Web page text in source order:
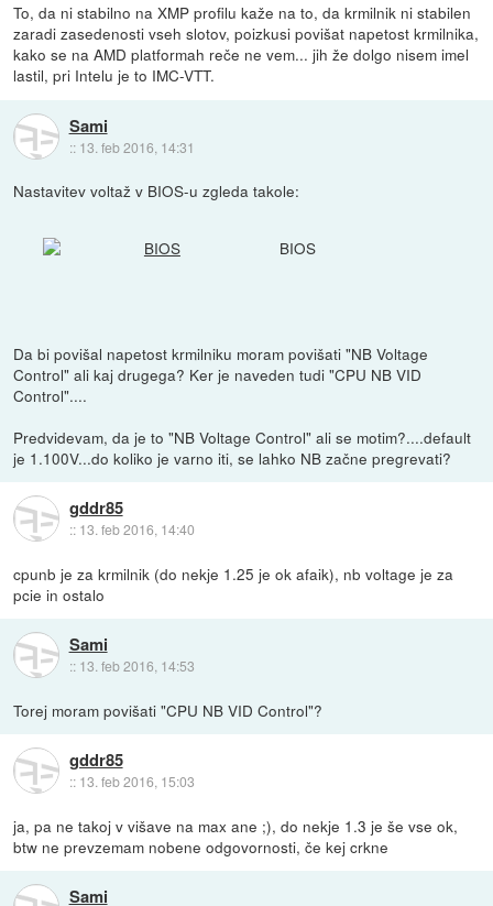
To, da ni stabilno na XMP profilu kaže na to, da krmilnik ni stabilen
zaradi zasedenosti vseh slotov, poizkusi povišat napetost krmilnika,
kako se na AMD platformah reče ne vem... jih že dolgo nisem imel
lastil, pri Intelu je to IMC-VTT.
Sami
:: 13. feb 2016, 14:31
Nastavitev voltaž v BIOS-u zgleda takole:
BIOS
Da bi povišal napetost krmilniku moram povišati "NB Voltage
Control" ali kaj drugega? Ker je naveden tudi "CPU NB VID
Control"....
Predvidevam, da je to "NB Voltage Control" ali se motim?....default
je 1.100V...do koliko je varno iti, se lahko NB začne pregrevati?
gddr85
:: 13. feb 2016, 14:40
cpunb je za krmilnik (do nekje 1.25 je ok afaik), nb voltage je za
pcie in ostalo
Sami
:: 13. feb 2016, 14:53
Torej moram povišati "CPU NB VID Control"?
gddr85
:: 13. feb 2016, 15:03
ja, pa ne takoj v višave na max ane ;), do nekje 1.3 je še vse ok,
btw ne prevzemam nobene odgovornosti, če kej crkne
Sami